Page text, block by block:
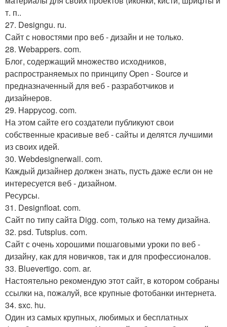
т. п..
27. Designgu. ru.
Сайт с новостями про веб - дизайн и не только.
28. Webappers. com.
Блог, содержащий множество исходников,
распространяемых по принципу Open - Source и
предназначенный для веб - разработчиков и
дизайнеров.
29. Happycog. com.
На этом сайте его создатели публикуют свои
собственные красивые веб - сайты и делятся лучшими
из своих идей.
30. Webdesignerwall. com.
Каждый дизайнер должен знать, пусть даже если он не
интересуется веб - дизайном.
Ресурсы.
31. Designfloat. com.
Сайт по типу сайта Digg. com, только на тему дизайна.
32. psd. Tutsplus. com.
Сайт с очень хорошими пошаговыми уроки по веб -
дизайну, как для новичков, так и для профессионалов.
33. Bluevertigo. com. ar.
Настоятельно рекомендую этот сайт, в котором собраны
ссылки на, пожалуй, все крупные фотобанки интернета.
34. sxc. hu.
Один из самых крупных, любимых и бесплатных